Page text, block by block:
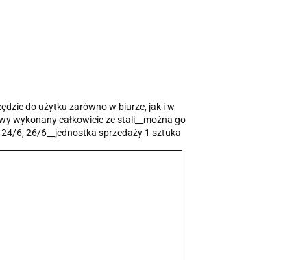
do użytku zarówno w biurze, jak i w
wykonany całkowicie ze stali__można go
6, 26/6__jednostka sprzedaży 1 sztuka